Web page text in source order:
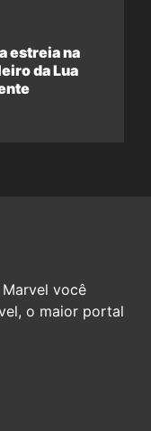
estreia na
da Lua
você
o maior portal